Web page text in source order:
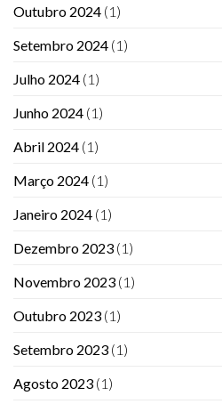
Outubro 2024 (1)
Setembro 2024 (1)
Julho 2024 (1)
Junho 2024 (1)
Abril 2024 (1)
Março 2024 (1)
Janeiro 2024 (1)
Dezembro 2023 (1)
Novembro 2023 (1)
Outubro 2023 (1)
Setembro 2023 (1)
Agosto 2023 (1)